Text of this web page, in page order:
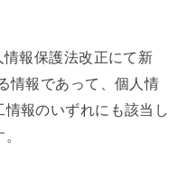
報保護法改正にて新
情報であって、個人情
報のいずれにも該当し